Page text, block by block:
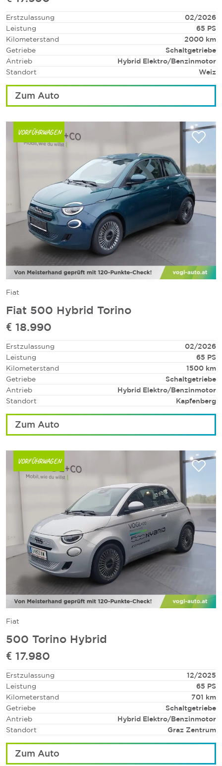
Erstzulassung
02/2026
Leistung
65 PS
Kilometerstand
2000 km
Getriebe
Schaltgetriebe
Antrieb
Hybrid Elektro/Benzinmotor
Standort
Weiz
Zum Auto
VORFÜHRWAGEN
Fiat
Fiat 500 Hybrid Torino
€ 18.990
Erstzulassung
02/2026
Leistung
65 PS
Kilometerstand
1500 km
Getriebe
Schaltgetriebe
Antrieb
Hybrid Elektro/Benzinmotor
Standort
Kapfenberg
Zum Auto
VORFÜHRWAGEN
Fiat
500 Torino Hybrid
€ 17.980
Erstzulassung
12/2025
Leistung
65 PS
Kilometerstand
701 km
Getriebe
Schaltgetriebe
Antrieb
Hybrid Elektro/Benzinmotor
Standort
Graz Zentrum
Zum Auto